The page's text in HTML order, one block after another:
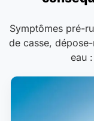
Symptômes pré-
de casse,
eau